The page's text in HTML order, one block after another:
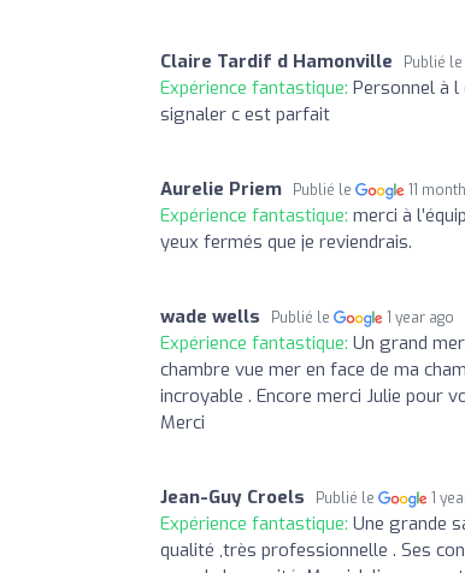
Claire Tardif d Hamonville Publié le
Expérience fantastique: Personnel à
signaler c est parfait
Aurelie Priem Publié le 11
Expérience fantastique: merci à
yeux fermés que je reviendrais.
wade wells Publié le 1 year ago
Expérience fantastique: Un grand
chambre vue mer en face de ma
incroyable . Encore merci Julie pour
Merci
Jean-Guy Croels Publié le 1
Expérience fantastique: Une grande
qualité ,très professionnelle . Ses